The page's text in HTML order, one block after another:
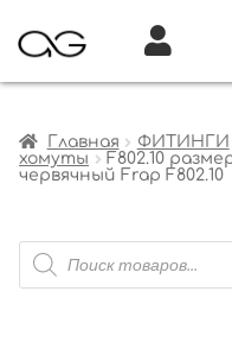
Главная ФИТИНГИ
хомуты
F802.10
червячный Frap F802.10
Поиск
товаров